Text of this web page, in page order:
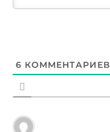
6 КОММЕНТАРИЕВ